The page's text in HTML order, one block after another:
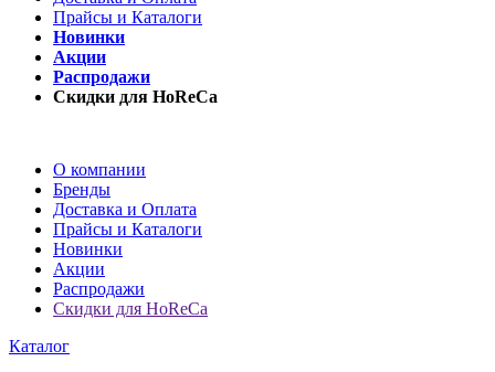
Прайсы и Каталоги
Новинки
Акции
Распродажи
Скидки для HoReCa
О компании
Бренды
Доставка и Оплата
Прайсы и Каталоги
Новинки
Акции
Распродажи
Скидки для HoReCa
Каталог